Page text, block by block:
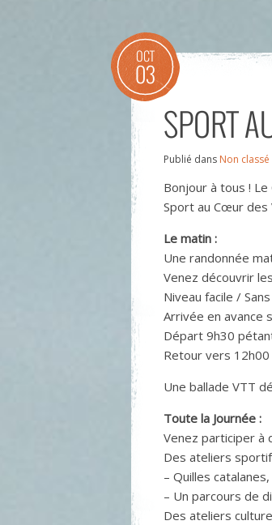
OCT
03
SPORT
Publié dans Non classé
Bonjour à tous !
Sport au Cœur des
Le matin :
Une randonnée
Venez découvrir
Niveau facile /
Arrivée en avance
Départ 9h30
Retour vers
Une ballade VTT
Toute la Journée :
Venez participer à
Des ateliers
– Quilles
– Un parcours de
Des ateliers